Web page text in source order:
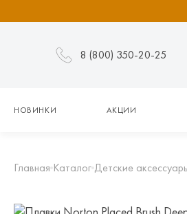
8 (800) 350-20-25
НОВИНКИ АКЦИИ
Главная Каталог Детские